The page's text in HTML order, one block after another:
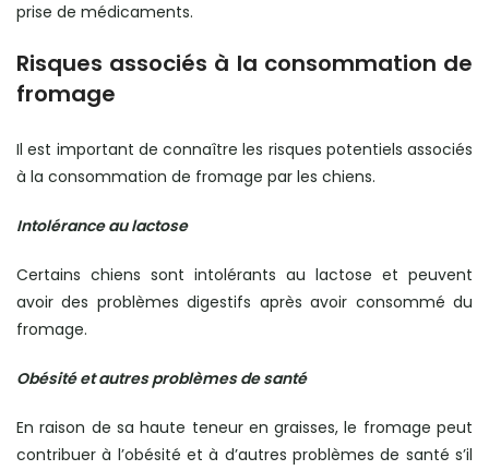
prise de médicaments.
Risques associés à la consommation de
fromage
Il est important de connaître les risques potentiels associés
à la consommation de fromage par les chiens.
Intolérance au lactose
Certains chiens sont intolérants au lactose et peuvent
avoir des problèmes digestifs après avoir consommé du
fromage.
Obésité et autres problèmes de santé
En raison de sa haute teneur en graisses, le fromage peut
contribuer à l’obésité et à d’autres problèmes de santé s’il